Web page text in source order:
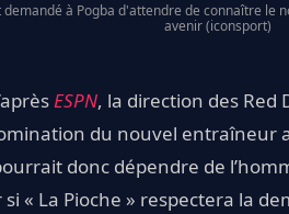
à Pogba d'attendre de connaître le
avenir (iconsport)
ESPN, la direction des Red
du nouvel entraîneur
donc dépendre de
« La Pioche » respectera la